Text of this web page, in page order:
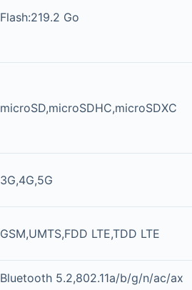
Flash:219.2 Go
microSD,microSDHC,microSDXC
3G,4G,5G
GSM,UMTS,FDD LTE,TDD LTE
Bluetooth 5.2,802.11a/b/g/n/ac/ax